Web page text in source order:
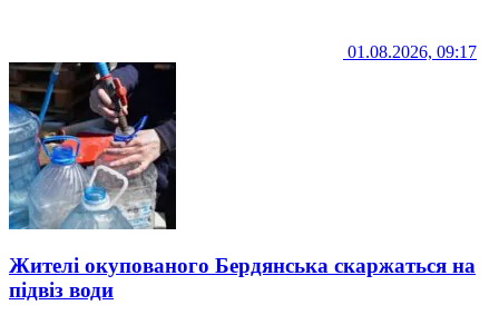
01.08.2026, 09:17
Жителі окупованого Бердянська скаржаться на
підвіз води